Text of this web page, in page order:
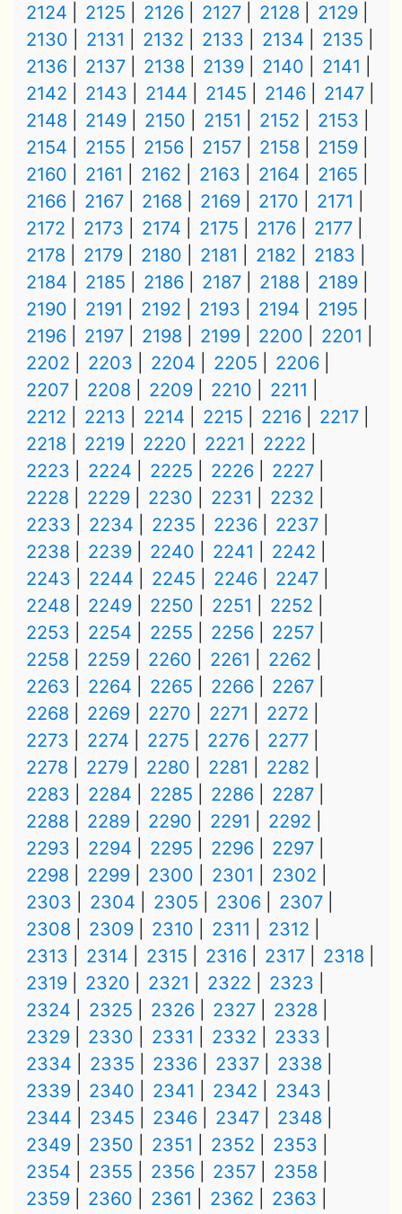
2124 2125 2126 2127 2128
2129
2130
2131 2132 2133 2134
2135
2136
2137 2138 2139 2140
2141
2142
2143 2144 2145 2146
2147
2148
2149 2150 2151 2152
2153
2154
2155 2156 2157 2158
2159
2160
2161 2162 2163 2164
2165
2166
2167 2168 2169 2170
2171
2172
2173 2174 2175 2176
2177
2178
2179 2180 2181 2182
2183
2184
2185 2186 2187 2188
2189
2190
2191 2192 2193 2194
2195
2196
2197 2198 2199 2200
2201
2202
2203 2204 2205
2206
2207
2208 2209 2210
2211
2212
2213 2214 2215 2216
2217
2218
2219 2220 2221
2222
2223
2224 2225 2226
2227
2228
2229 2230 2231
2232
2233
2234 2235 2236
2237
2238
2239 2240 2241
2242
2243
2244 2245 2246
2247
2248
2249 2250 2251
2252
2253
2254 2255 2256
2257
2258
2259 2260 2261
2262
2263
2264 2265 2266
2267
2268
2269 2270 2271
2272
2273
2274 2275 2276
2277
2278
2279 2280 2281
2282
2283
2284 2285 2286
2287
2288
2289 2290 2291
2292
2293
2294 2295 2296
2297
2298
2299 2300 2301
2302
2303
2304 2305 2306
2307
2308
2309 2310 2311
2312
2313
2314 2315 2316 2317
2318
2319
2320 2321 2322
2323
2324
2325 2326 2327
2328
2329
2330 2331 2332
2333
2334
2335 2336 2337
2338
2339
2340 2341 2342
2343
2344
2345 2346 2347
2348
2349
2350 2351 2352
2353
2354
2355 2356 2357
2358
2359
2360 2361 2362
2363